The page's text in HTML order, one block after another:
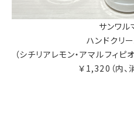
サンワル
ハンドクリ
（シチリアレモン・アマルフィピ
￥1,320（内、